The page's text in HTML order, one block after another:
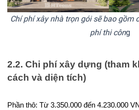
Chí phí xây nhà trọn gói sẽ bao gồm
phí thi công
2.2. Chi phí xây dựng (tham
cách và diện tích)
Phần thô: Từ 3.350.000 đến 4.230.000